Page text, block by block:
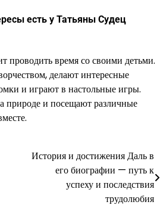
есть у Татьяны Судец
проводить время со своими детьми.
делают интересные
и играют в настольные игры.
природе и посещают различные
История и достижения Даль в
его биографии — путь к
успеху и последствия
трудолюбия